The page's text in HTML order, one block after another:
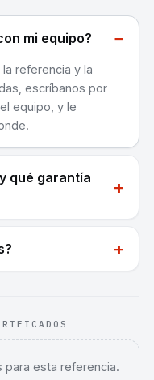
mi equipo? −
referencia y la
escríbanos por
equipo, y le
qué garantía
+
+
para esta referencia.